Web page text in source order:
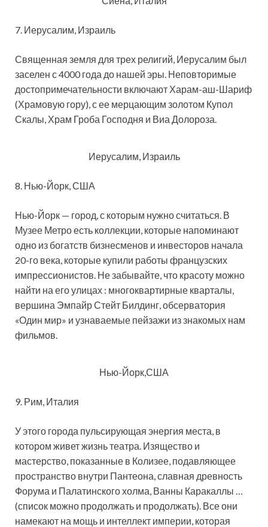
7. Иерусалим, Израиль
Священная земля для трех религий, Иерусалим был
заселен с 4000 года до нашей эры. Неповторимые
достопримечательности включают Харам-аш-Шариф
(Храмовую гору), с ее мерцающим золотом Купол
Скалы, Храм Гроба Господня и Виа Долороза.
Иерусалим, Израиль
8. Нью-Йорк, США
Нью-Йорк — город, с которым нужно считаться. В
Музее Метро есть коллекции, которые напоминают
одно из богатств бизнесменов и инвесторов начала
20-го века, которые купили работы французских
импрессионистов. Не забывайте, что красоту можно
найти на его улицах : многоквартирные кварталы,
вершина Эмпайр Стейт Билдинг, обсерватория
«Один мир» и узнаваемые пейзажи из знакомых нам
фильмов.
Нью-Йорк,США
9. Рим, Италия
У этого города пульсирующая энергия места, в
котором живет жизнь театра. Изящество и
мастерство, показанные в Колизее, подавляющее
пространство внутри Пантеона, славная древность
Форума и Палатинского холма, Ванны Каракаллы …
(список можно продолжать и продолжать). Все они
намекают на мощь и интеллект империи, которая